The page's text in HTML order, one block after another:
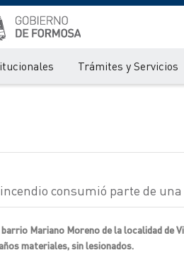
Trámites y Servicios
consumió parte de
barrio Mariano Moreno de la localidad
materiales, sin lesionados.